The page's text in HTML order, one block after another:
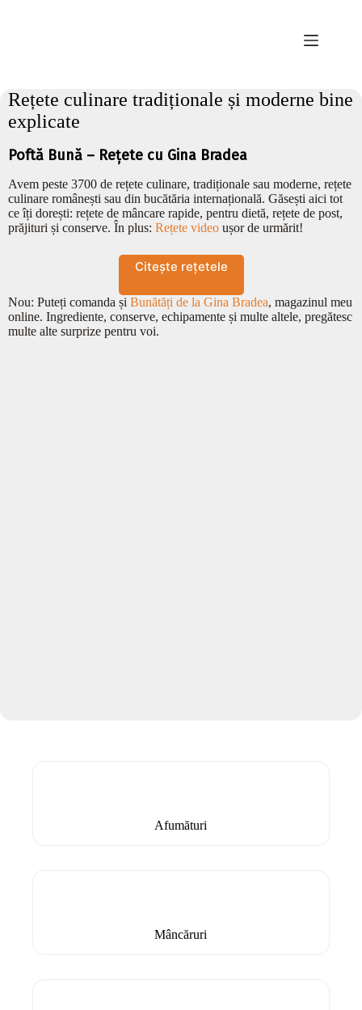
Rețete culinare tradiționale și moderne bine
explicate
Poftă Bună – Rețete cu Gina Bradea
Avem peste 3700 de rețete culinare, tradiționale sau moderne, rețete
culinare românești sau din bucătăria internațională. Găsești aici tot
ce îți dorești: rețete de mâncare rapide, pentru dietă, rețete de post,
prăjituri și conserve. În plus: Rețete video ușor de urmărit!
Citește rețetele
Nou: Puteți comanda și Bunătăți de la Gina Bradea, magazinul meu
online. Ingrediente, conserve, echipamente și multe altele, pregătesc
multe alte surprize pentru voi.
Afumături
Mâncăruri